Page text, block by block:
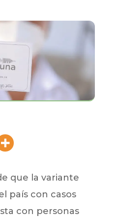
que la variante
país con casos
con personas